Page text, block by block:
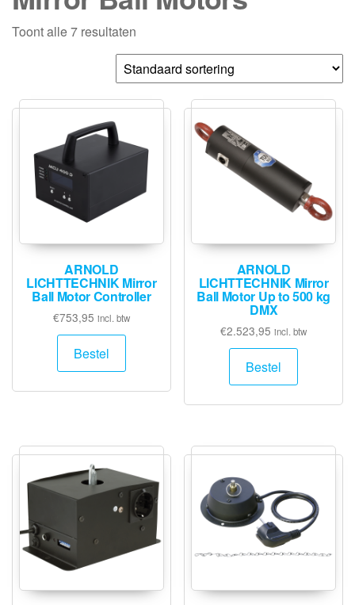
Toont alle 7 resultaten
ARNOLD
LICHTTECHNIK Mirror
Ball Motor Controller
€753,95 incl. btw
Bestel
ARNOLD
LICHTTECHNIK Mirror
Ball Motor Up to 500 kg
DMX
€2.523,95 incl. btw
Bestel